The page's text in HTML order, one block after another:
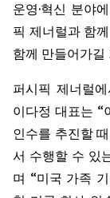
운영·혁신 분야
픽 제너럴과 함
함께 만들어가길
퍼시픽 제너럴
이다정 대표는 “
인수를 추진할
서 수행할 수 있
며 “미국 가족